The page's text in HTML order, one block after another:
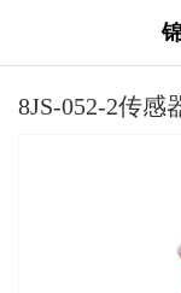
8JS-052-2传感